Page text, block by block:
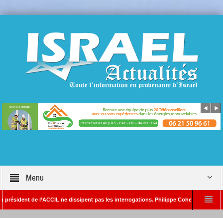
Menu
de l’ACCIL ne dissipent pas les interrogations. Philippe Cohen annonce se